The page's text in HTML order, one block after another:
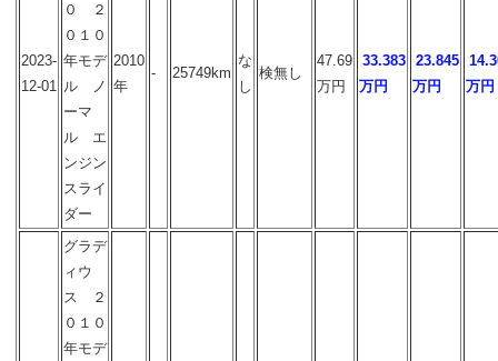
2023-
12-01
０ ２
０１０
年モデ
ル ノ
ーマ
ル エ
ンジン
スライ
ダー
2010
年
- 25749km
な
し
検無し
47.69
万円
33.383
万円
23.845
万円
万円
グラデ
ィウ
ス ２
０１０
年モデ